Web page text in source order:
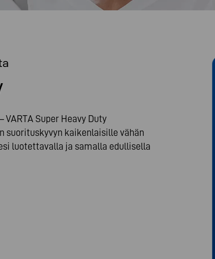
Super Heavy Duty
kaikenlaisille vähän
luotettavalla ja samalla edullisella